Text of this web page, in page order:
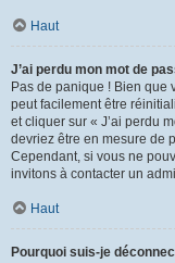
Haut
J’ai perdu mon mot de
Pas de panique ! Bien que
peut facilement être
et cliquer sur « J’ai perdu
devriez être en mesure de
Cependant, si vous ne
invitons à contacter un
Haut
Pourquoi suis-je